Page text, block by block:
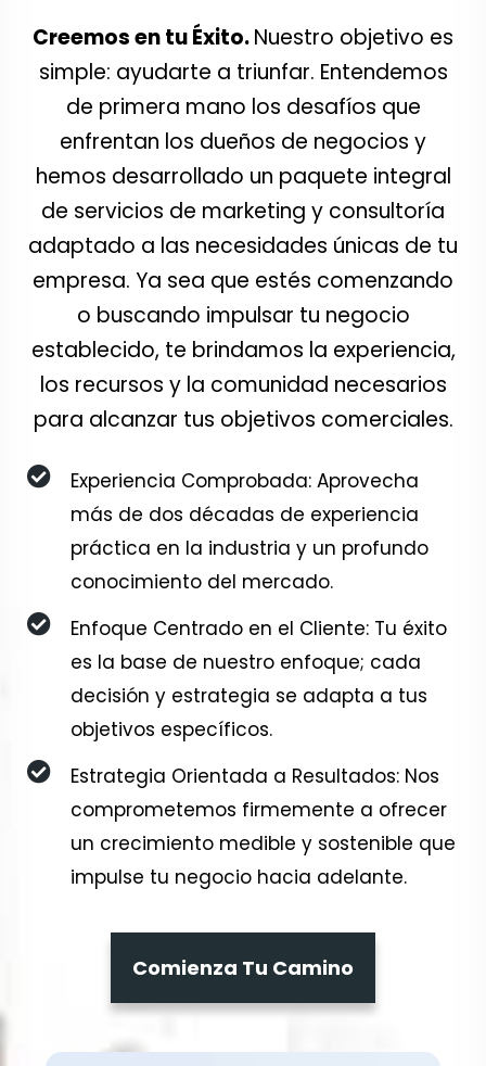
Creemos en tu Éxito.Nuestro objetivo es
simple: ayudarte a triunfar. Entendemos
de primera mano los desafíos que
enfrentan los dueños de negocios y
hemos desarrollado un paquete integral
de servicios de marketing y consultoría
adaptado a las necesidades únicas de tu
empresa. Ya sea que estés comenzando
o buscando impulsar tu negocio
establecido, te brindamos la experiencia,
los recursos y la comunidad necesarios
para alcanzar tus objetivos comerciales.
Experiencia Comprobada: Aprovecha
más de dos décadas de experiencia
práctica en la industria y un profundo
conocimiento del mercado.
Enfoque Centrado en el Cliente: Tu éxito
es la base de nuestro enfoque; cada
decisión y estrategia se adapta a tus
objetivos específicos.
Estrategia Orientada a Resultados: Nos
comprometemos firmemente a ofrecer
un crecimiento medible y sostenible que
impulse tu negocio hacia adelante.
Comienza Tu Camino